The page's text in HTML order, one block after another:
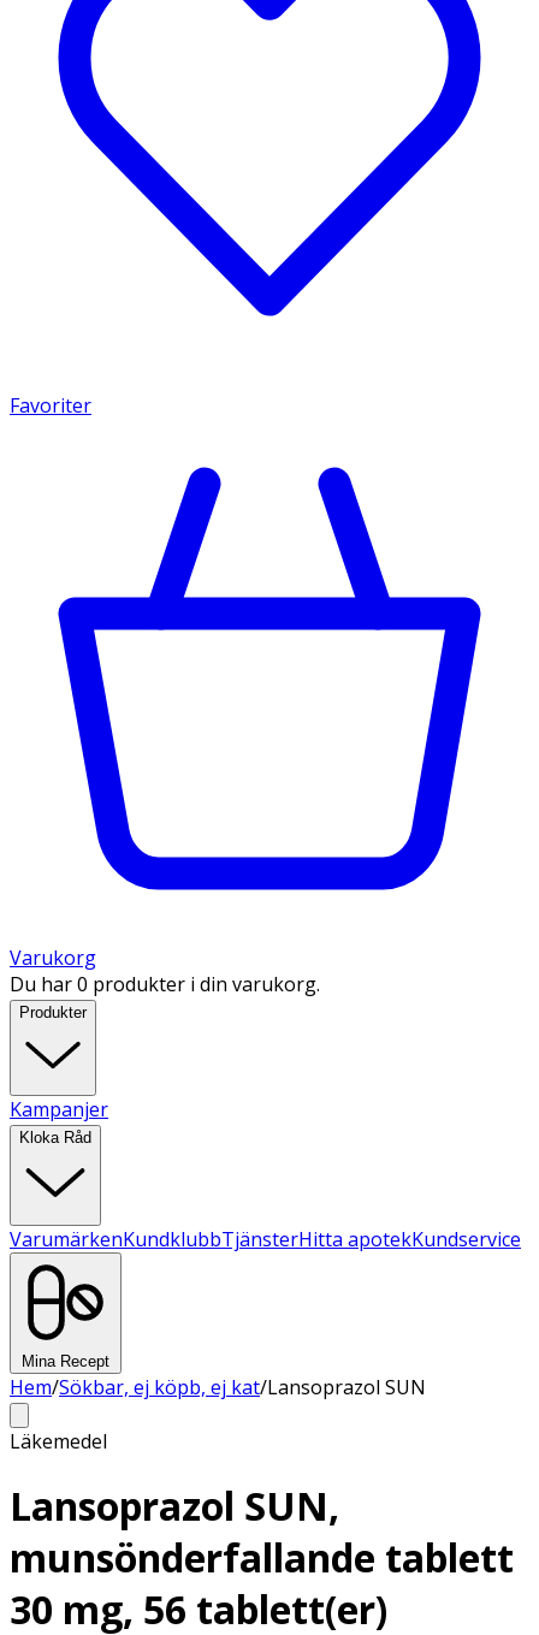
Favoriter
Varukorg
Du har 0 produkter i din varukorg.
Produkter
Kampanjer
Kloka Råd
VarumärkenKundklubbTjänsterHitta apotekKundservice
Mina Recept
Hem/Sökbar, ej köpb, ej kat/Lansoprazol SUN
Läkemedel
Lansoprazol SUN,
munsönderfallande tablett
30 mg, 56 tablett(er)